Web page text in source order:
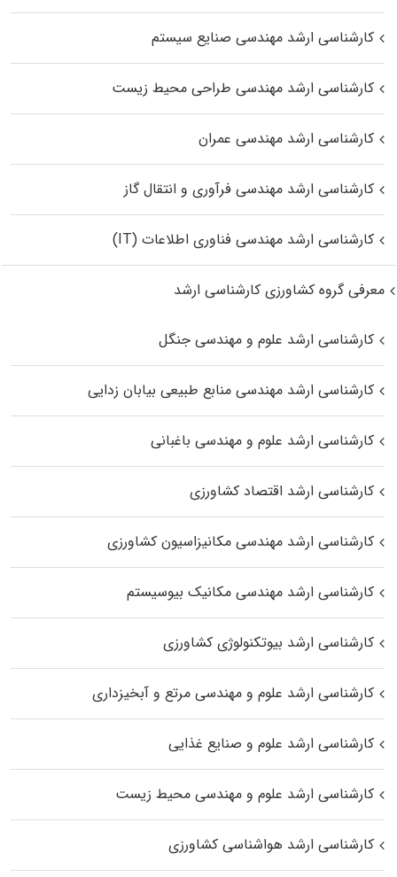
کارشناسی ارشد مهندسی صنایع سیستم
کارشناسی ارشد مهندسی طراحی محیط زیست
کارشناسی ارشد مهندسی عمران
کارشناسی ارشد مهندسی فرآوری و انتقال گاز
کارشناسی ارشد مهندسی فناوری اطلاعات (IT)
معرفی گروه کشاورزی کارشناسی ارشد
کارشناسی ارشد علوم و مهندسی جنگل
کارشناسی ارشد مهندسی منابع طبیعی بیابان زدایی
کارشناسی ارشد علوم و مهندسی باغبانی
کارشناسی ارشد اقتصاد کشاورزی
کارشناسی ارشد مهندسی مکانیزاسیون کشاورزی
کارشناسی ارشد مهندسی مکانیک بیوسیستم
کارشناسی ارشد بیوتکنولوژی کشاورزی
کارشناسی ارشد علوم و مهندسی مرتع و آبخیزداری
کارشناسی ارشد علوم و صنایع غذایی
کارشناسی ارشد علوم و مهندسی محیط زیست
کارشناسی ارشد هواشناسی کشاورزی